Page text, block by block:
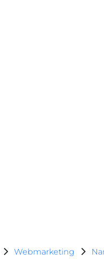
Webmarketing